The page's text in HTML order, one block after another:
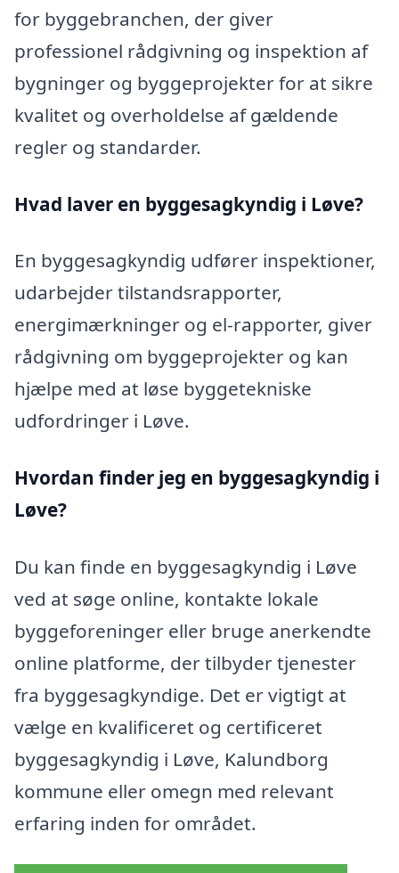
for byggebranchen, der giver
professionel rådgivning og inspektion af
bygninger og byggeprojekter for at sikre
kvalitet og overholdelse af gældende
regler og standarder.
Hvad laver en byggesagkyndig i Løve?
En byggesagkyndig udfører inspektioner,
udarbejder tilstandsrapporter,
energimærkninger og el-rapporter, giver
rådgivning om byggeprojekter og kan
hjælpe med at løse byggetekniske
udfordringer i Løve.
Hvordan finder jeg en byggesagkyndig i
Løve?
Du kan finde en byggesagkyndig i Løve
ved at søge online, kontakte lokale
byggeforeninger eller bruge anerkendte
online platforme, der tilbyder tjenester
fra byggesagkyndige. Det er vigtigt at
vælge en kvalificeret og certificeret
byggesagkyndig i Løve, Kalundborg
kommune eller omegn med relevant
erfaring inden for området.